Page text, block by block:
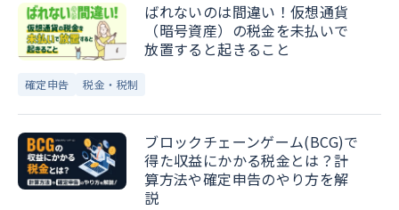
ばれないのは間違い！仮想通貨
（暗号資産）の税金を未払いで
放置すると起きること
確定申告 税金・税制
ブロックチェーンゲーム(BCG)で
得た収益にかかる税金とは？計
算方法や確定申告のやり方を解
説